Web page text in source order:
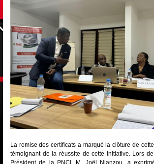
La remise des certificats a marqué la clôture de
témoignant de la réussite de cette initiative. Lors
Président de la PNCI, M. Joël Nianzou, a